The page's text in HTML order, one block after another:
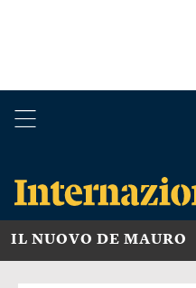
IL NUOVO DE MAURO